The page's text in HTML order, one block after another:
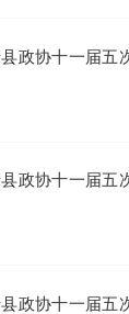
政协十一届五
政协十一届五
政协十一届五